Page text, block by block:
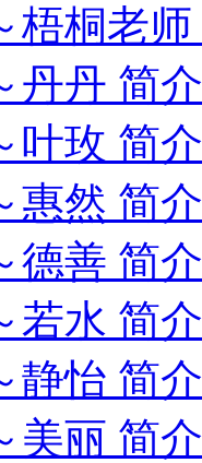
梧桐老
丹丹 简介
叶玫 简介
惠然 简介
德善 简介
若水 简介
静怡 简介
美丽 简介